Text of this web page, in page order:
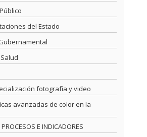
del Estado
fotografía y video
avanzadas de color en la
E INDICADORES